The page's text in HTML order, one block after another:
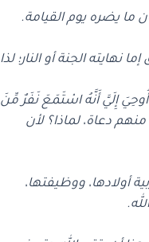
ما يضره يوم القيامة.
الجنة أو النار؛ لذا
إِلَيَّ أَنَّهُ اسْتَمَعَ نَفَرٌ مِّنَ
دعاة، لماذا؟ لأن
أولادها، ووظيفتها،